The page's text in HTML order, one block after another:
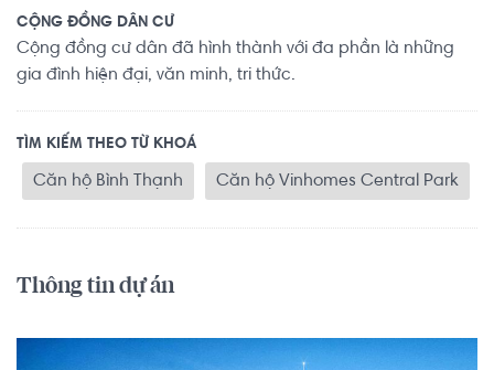
CỘNG ĐỒNG DÂN CƯ
Cộng đồng cư dân đã hình thành với đa phần là những
gia đình hiện đại, văn minh, tri thức.
TÌM KIẾM THEO TỪ KHOÁ
Căn hộ Bình Thạnh Căn hộ Vinhomes Central Park
Thông tin dự án